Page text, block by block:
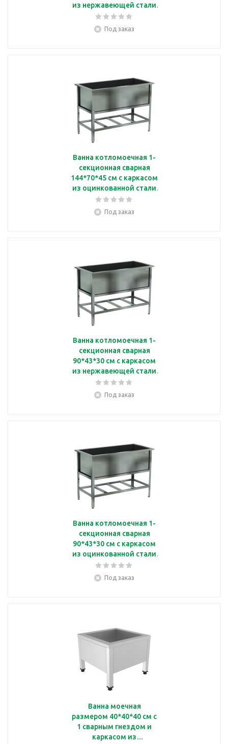
из нержавеющей стали
Кобор ВМС/1-
154/80/430
Под заказ
Ванна котломоечная 1-
секционная сварная
144*70*45 см с каркасом
из оцинкованной стали
Кобор ВМС/1-154/80
Под заказ
Ванна котломоечная 1-
секционная сварная
90*43*30 см с каркасом
из нержавеющей стали
Кобор ВМС/1-
100/53/430
Под заказ
Ванна котломоечная 1-
секционная сварная
90*43*30 см с каркасом
из оцинкованной стали
Кобор ВМС/1-100/53
Под заказ
Ванна моечная
размером 40*40*40 см с
1 сварным гнездом и
каркасом из